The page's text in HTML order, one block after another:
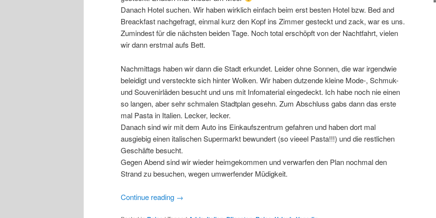
Danach Hotel suchen. Wir haben wirklich einfach beim erst besten Hotel bzw. Bed and
Breackfast nachgefragt, einmal kurz den Kopf ins Zimmer gesteckt und zack, war es uns.
Zumindest für die nächsten beiden Tage. Noch total erschöpft von der Nachtfahrt, vielen
wir dann erstmal aufs Bett.
Nachmittags haben wir dann die Stadt erkundet. Leider ohne Sonnen, die war irgendwie
beleidigt und versteckte sich hinter Wolken. Wir haben dutzende kleine Mode-, Schmuk-
und Souvenirläden besucht und uns mit Infomaterial eingedeckt. Ich habe noch nie einen
so langen, aber sehr schmalen Stadtplan gesehn. Zum Abschluss gabs dann das erste
mal Pasta in Italien. Lecker, lecker.
Danach sind wir mit dem Auto ins Einkaufszentrum gefahren und haben dort mal
ausgiebig einen italischen Supermarkt bewundert (so vieeel Pasta!!!) und die restlichen
Geschäfte besucht.
Gegen Abend sind wir wieder heimgekommen und verwarfen den Plan nochmal den
Strand zu besuchen, wegen umwerfender Müdigkeit.
Continue reading →